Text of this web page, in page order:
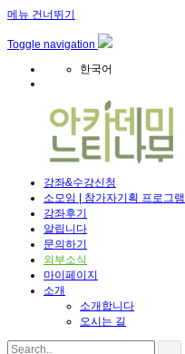
메뉴 건너뛰기
Toggle navigation
한국어
강좌&수강신청
소모임 | 참가자기획 프로그램
강좌후기
알립니다
문의하기
외부소식
마이페이지
소개
소개합니다
오시는 길